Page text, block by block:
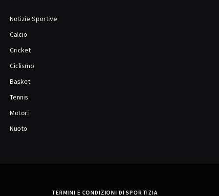
Notizie Sportive
Calcio
Cricket
Ciclismo
Basket
Tennis
Motori
Nuoto
TERMINI E CONDIZIONI DI SPORTIZIA